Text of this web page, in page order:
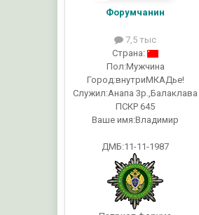
Форумчанин
7,5 тыс
Страна:
Пол:Мужчина
Город:внутриМКАДье!
Служил:Анапа 3р.,Балаклава
ПСКР 645
Ваше имя:Владимир
ДМБ:11-11-1987